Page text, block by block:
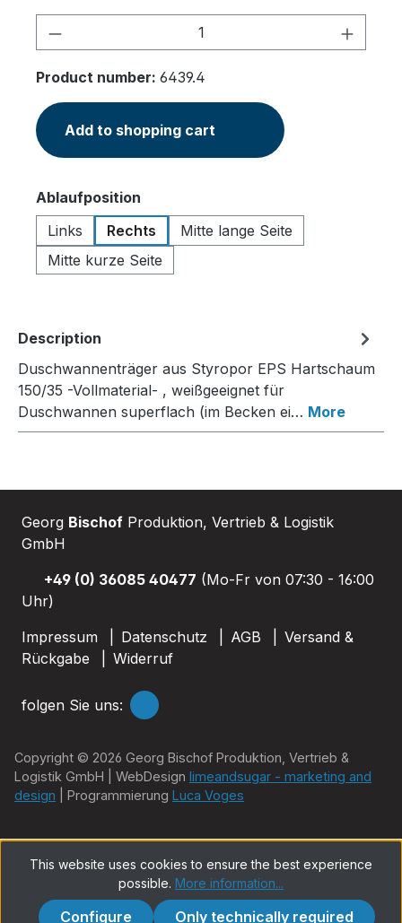
Product Quantity: Enter the desired
Product number: 6439.4
Add to shopping cart
Select
Ablaufposition
Links
Rechts
Mitte lange Seite
Mitte kurze Seite
Description
Duschwannenträger aus Styropor EPS Hartschaum
150/35 -Vollmaterial- , weißgeeignet für
Duschwannen superflach (im Becken ei… More
Georg Bischof Produktion, Vertrieb & Logistik
GmbH
+49 (0) 36085 40477 (Mo-Fr von 07:30 - 16:00
Uhr)
Impressum
Datenschutz AGB
Versand &
Rückgabe
Widerruf
folgen Sie uns:
Copyright © 2026 Georg Bischof Produktion, Vertrieb &
Logistik GmbH | WebDesign limeandsugar - marketing and
design | Programmierung Luca Voges
This website uses cookies to ensure the best experience
possible. More information...
Only technically required
Configure